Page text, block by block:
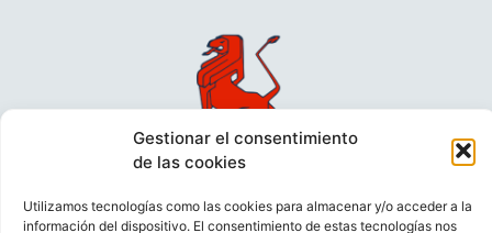
Gestionar el consentimiento
de las cookies
Utilizamos tecnologías como las cookies para almacenar y/o acceder a la
información del dispositivo. El consentimiento de estas tecnologías nos